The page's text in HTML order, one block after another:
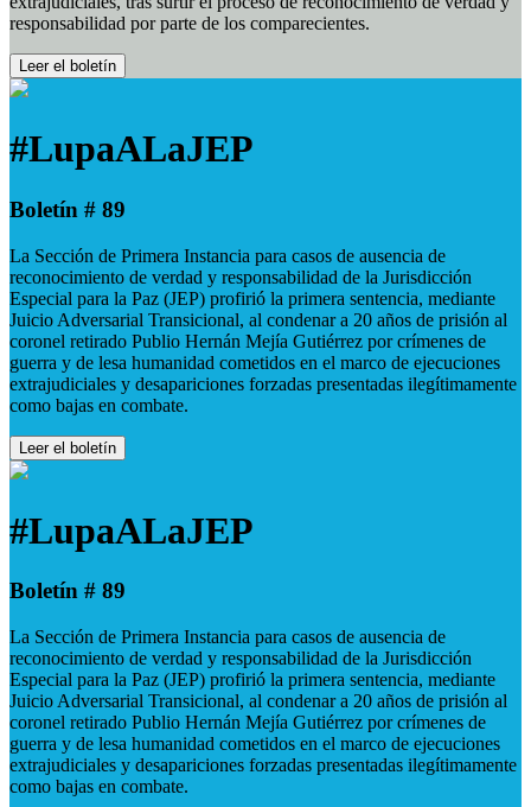
responsabilidad por parte de los comparecientes.
Leer el boletín
#LupaALaJEP
Boletín # 89
La Sección de Primera Instancia para casos de ausencia de
reconocimiento de verdad y responsabilidad de la Jurisdicción
Especial para la Paz (JEP) profirió la primera sentencia, mediante
Juicio Adversarial Transicional, al condenar a 20 años de prisión al
coronel retirado Publio Hernán Mejía Gutiérrez por crímenes de
guerra y de lesa humanidad cometidos en el marco de ejecuciones
extrajudiciales y desapariciones forzadas presentadas ilegítimamente
como bajas en combate.
Leer el boletín
#LupaALaJEP
Boletín # 89
La Sección de Primera Instancia para casos de ausencia de
reconocimiento de verdad y responsabilidad de la Jurisdicción
Especial para la Paz (JEP) profirió la primera sentencia, mediante
Juicio Adversarial Transicional, al condenar a 20 años de prisión al
coronel retirado Publio Hernán Mejía Gutiérrez por crímenes de
guerra y de lesa humanidad cometidos en el marco de ejecuciones
extrajudiciales y desapariciones forzadas presentadas ilegítimamente
como bajas en combate.